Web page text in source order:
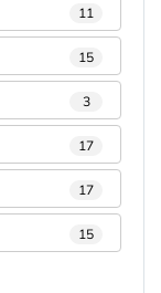
11
15
3
17
17
15